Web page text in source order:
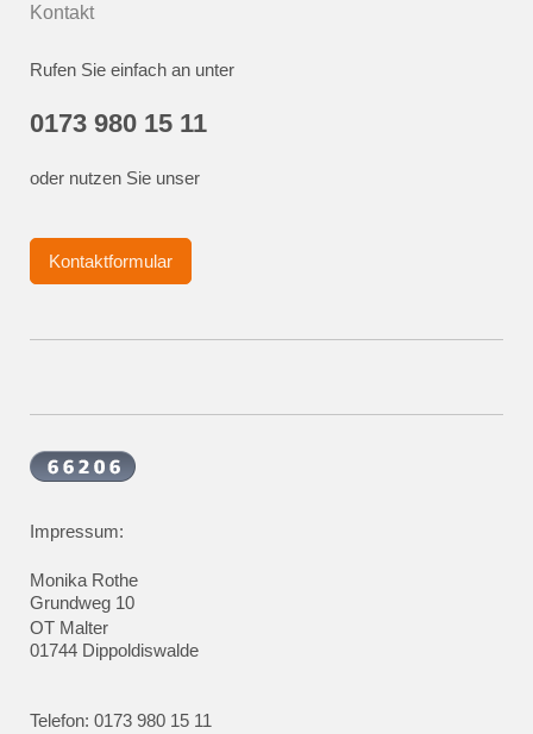
Kontakt
Rufen Sie einfach an unter
0173 980 15 11
oder nutzen Sie unser
Kontaktformular
Impressum:
Monika Rothe
Grundweg 10
OT Malter
01744 Dippoldiswalde
Telefon: 0173 980 15 11